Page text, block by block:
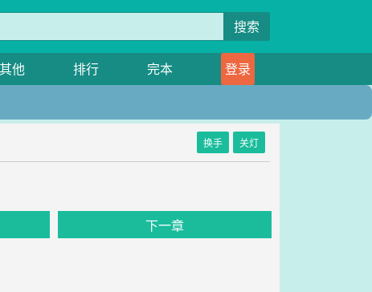
搜索
其他 排行 完本
登录
换手 关灯
下一章